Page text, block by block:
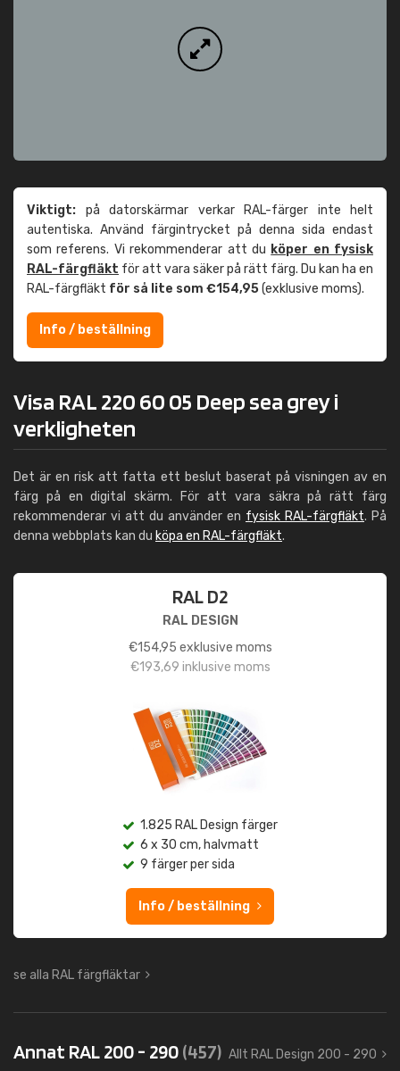
Viktigt: på datorskärmar verkar RAL-färger inte helt
autentiska. Använd färgintrycket på denna sida endast
som referens. Vi rekommenderar att du köper en fysisk
RAL-färgfläkt för att vara säker på rätt färg. Du kan ha en
RAL-färgfläkt för så lite som €154,95(exklusive moms).
Info / beställning
Visa RAL 220 60 05 Deep sea grey i
verkligheten
Det är en risk att fatta ett beslut baserat på visningen av en
färg på en digital skärm. För att vara säkra på rätt färg
rekommenderar vi att du använder en fysisk RAL-färgfläkt. På
denna webbplats kan du köpa en RAL-färgfläkt.
RAL D2
RAL DESIGN
€154,95 exklusive moms
€193,69 inklusive moms
1.825 RAL Design färger
6 x 30 cm, halvmatt
9 färger per sida
Info / beställning
se alla RAL färgfläktar
Annat RAL 200 - 290(457) Allt RAL Design 200 - 290